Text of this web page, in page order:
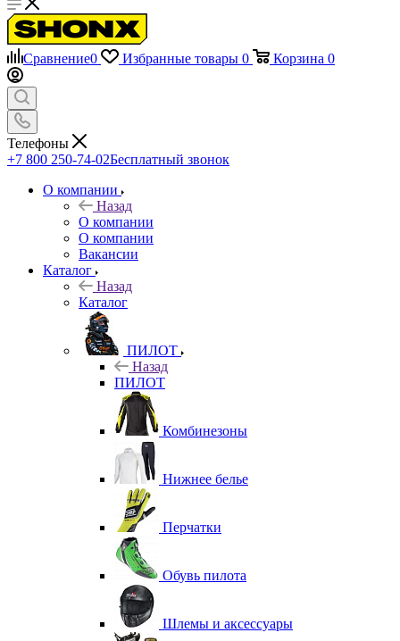
Сравнение0 Избранные товары 0 Корзина 0
Телефоны
+7 800 250-74-02Бесплатный звонок
О компании
Назад
О компании
О компании
Вакансии
Каталог
Назад
Каталог
ПИЛОТ
Назад
ПИЛОТ
Комбинезоны
Нижнее белье
Перчатки
Обувь пилота
Шлемы и аксессуары